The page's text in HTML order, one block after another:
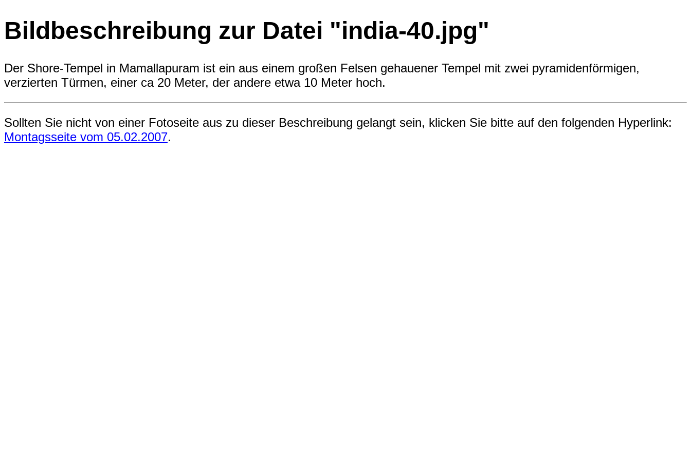
Bildbeschreibung zur Datei "india-40.jpg"
Der Shore-Tempel in Mamallapuram ist ein aus einem großen Felsen gehauener Tempel mit zwei pyramidenförmigen,
verzierten Türmen, einer ca 20 Meter, der andere etwa 10 Meter hoch.
Sollten Sie nicht von einer Fotoseite aus zu dieser Beschreibung gelangt sein, klicken Sie bitte auf den folgenden Hyperlink:
Montagsseite vom 05.02.2007.